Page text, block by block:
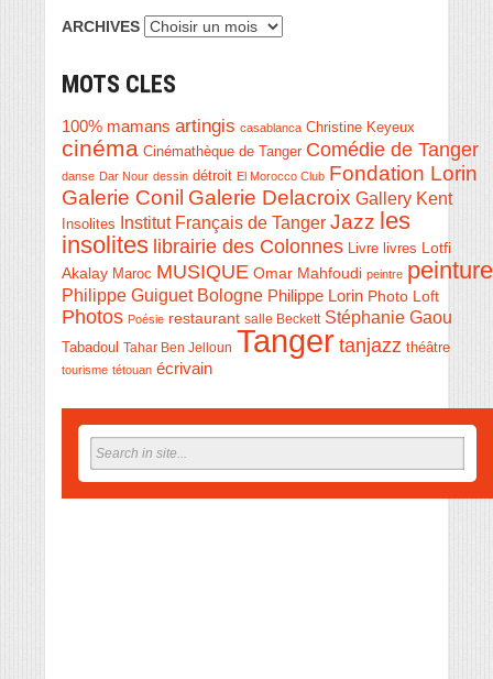
ARCHIVES
MOTS CLES
100% mamans artingis casablanca Christine Keyeux
cinéma Cinémathèque de Tanger Comédie de Tanger
danse Dar Nour dessin détroit El Morocco Club Fondation Lorin
Galerie Conil Galerie Delacroix Gallery Kent
Insolites Institut Français de Tanger Jazz les
insolites librairie des Colonnes Livre livres Lotfi
Akalay Maroc MUSIQUE Omar Mahfoudi peintre peinture
Philippe Guiguet Bologne Philippe Lorin Photo Loft
Photos Poésie restaurant salle Beckett Stéphanie Gaou
Tabadoul Tahar Ben Jelloun Tanger tanjazz théâtre
tourisme tétouan écrivain